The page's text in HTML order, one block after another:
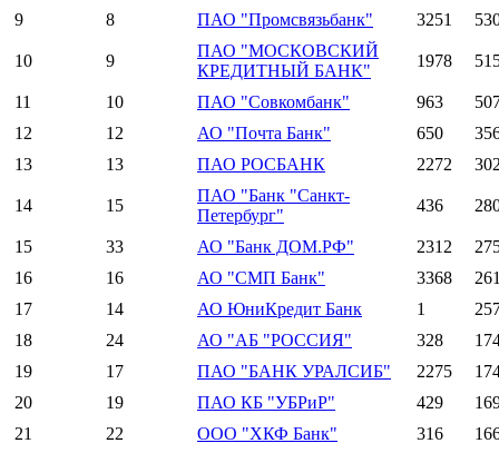
9
8 ПАО "Промсвязьбанк" 3251
10 9
ПАО "МОСКОВСКИЙ
КРЕДИТНЫЙ БАНК"
1978
11 10 ПАО "Совкомбанк" 963
12
12 АО "Почта Банк" 650
13
13 ПАО РОСБАНК 2272
14 15
ПАО "Банк "Санкт-
Петербург"
436
15 33 АО "Банк ДОМ.РФ" 2312
16
16 АО "СМП Банк" 3368
17
14 АО ЮниКредит Банк 1
18
24 АО "АБ "РОССИЯ" 328
19
17 ПАО "БАНК УРАЛСИБ" 2275
20
19 ПАО КБ "УБРиР" 429
21
22 ООО "ХКФ Банк" 316